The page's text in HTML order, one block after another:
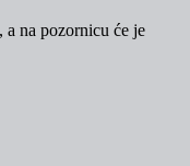
na pozornicu će je